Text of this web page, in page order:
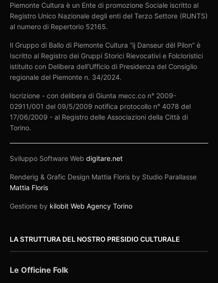
Piemonte Cultura è un Ente di promozione Sociale iscritto al
Registro Unico Nazionale degli enti del Terzo Settore (RUNTS)
al numero di Repertorio 52165.
Il Gruppo di Ballo di Piemonte Cultura “ij Danseur dël Pilon” è
Iscritto al Registro dei Gruppi Storici Rievocativi e Folcloristici
istituito con Delibera dell’Ufficio di Presidenza del Consiglio
regionale del Piemonte n. 34/2024.
Iscrizione - con delibera di Giunta mecc.co n° 2009-
02911/001 del 09/5/2009 notifica protocollo n° 4078 del
17/06/2009 - al Registro delle Associazioni della Città di
Torino.
Sviluppo Software Webdigitare.net
Renderig & Grafic Design Mattia Floris by Studio Parallasse
Mattia Floris
Gestione by kilobit Web Agency Torino
LA STRUTTURA DEL NOSTRO PRESIDIO CULTURALE
Le Officine Folk